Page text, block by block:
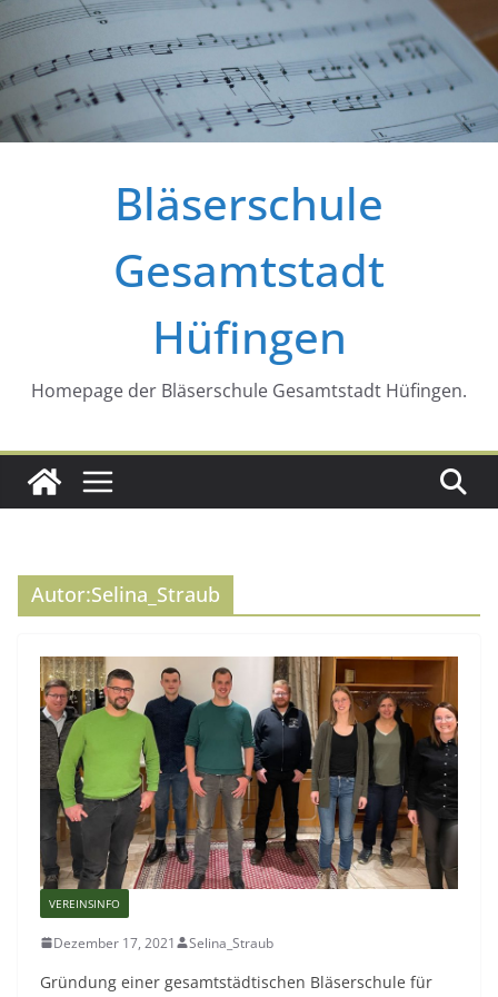
Zum
Inhalt
springen
Bläserschule
Gesamtstadt
Hüfingen
Homepage der Bläserschule Gesamtstadt Hüfingen.
Autor:Selina_Straub
VEREINSINFO
Dezember 17, 2021 Selina_Straub
Gründung einer gesamtstädtischen Bläserschule für